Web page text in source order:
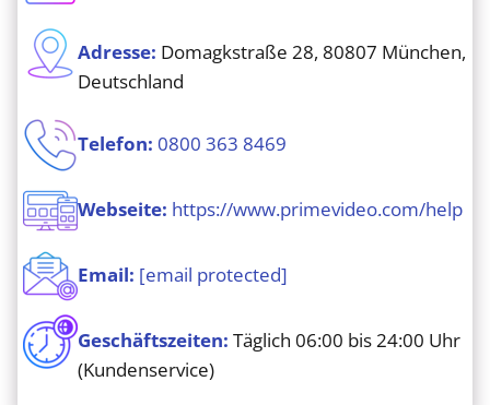
Adresse: Domagkstraße 28, 80807 München,
Deutschland
Telefon: 0800 363 8469
Webseite: https://www.primevideo.com/help
Email: [email protected]
Geschäftszeiten: Täglich 06:00 bis 24:00 Uhr
(Kundenservice)